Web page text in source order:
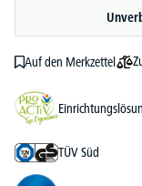
Auf den Merkzettel
TÜV Süd